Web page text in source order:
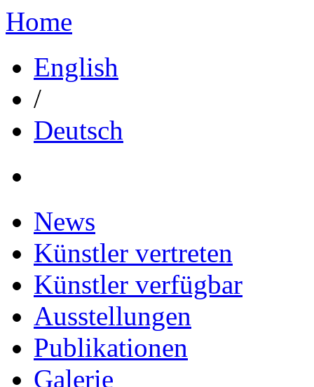
Home
English
/
Deutsch
News
Künstler vertreten
Künstler verfügbar
Ausstellungen
Publikationen
Galerie